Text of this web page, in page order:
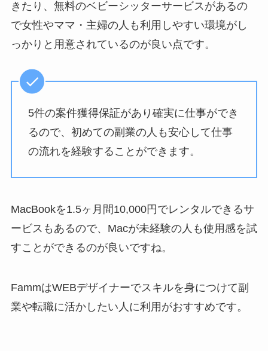
きたり、無料のベビーシッターサービスがあるの
で女性やママ・主婦の人も利用しやすい環境がし
っかりと用意されているのが良い点です。
5件の案件獲得保証があり確実に仕事ができ
るので、初めての副業の人も安心して仕事
の流れを経験することができます。
MacBookを1.5ヶ月間10,000円でレンタルできるサ
ービスもあるので、Macが未経験の人も使用感を試
すことができるのが良いですね。
FammはWEBデザイナーでスキルを身につけて副
業や転職に活かしたい人に利用がおすすめです。